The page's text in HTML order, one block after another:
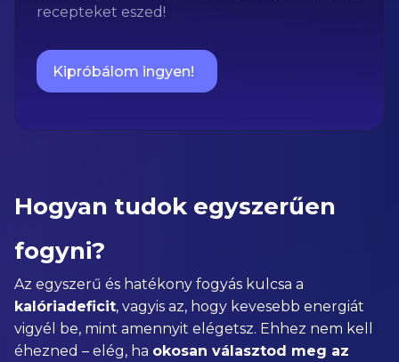
recepteket eszed!
Kipróbálom ingyen!
Hogyan tudok egyszerűen
fogyni?
Az egyszerű és hatékony fogyás kulcsa a
kalóriadeficit, vagyis az, hogy kevesebb energiát
vigyél be, mint amennyit elégetsz. Ehhez nem kell
éhezned – elég, ha okosan választod meg az